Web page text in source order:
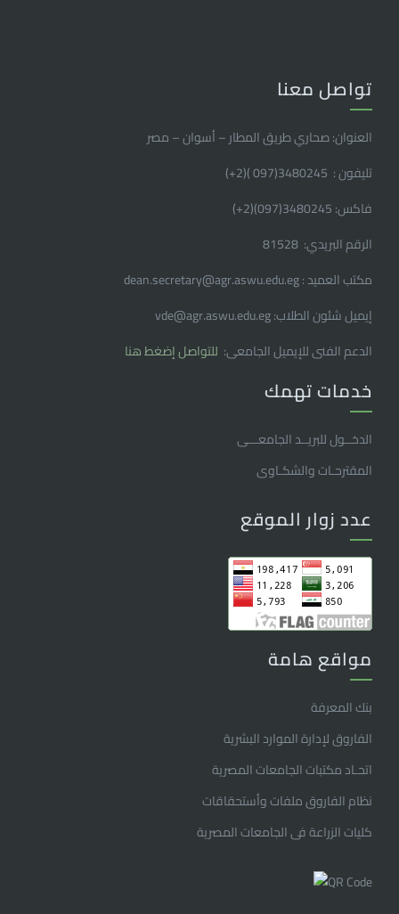
تواصل معنا
العنوان: صحاري طريق المطار – أسوان – مصر
تليفون : 3480245(097 )(2
+
)
فاكس: 3480245(097)(2
+
)
الرقم البريدي: 81528
مكتب العميد : dean.secretary@agr.aswu.edu.eg
إيميل شئون الطلاب: vde@agr.aswu.edu.eg
الدعم الفنى للإيميل الجامعى: للتواصل إضغط هنا
خدمات تهمك
الدخــول للبريــد الجامعـــى
المقترحـات والشكـاوى
عدد زوار الموقع
مواقع هامة
بنك المعرفة
الفاروق ﻹدارة الموارد البشرية
اتحـاد مكتبات الجامعات المصرية
نظام الفاروق ملفات وأستحقاقات
كليات الزراعة فى الجامعات المصرية